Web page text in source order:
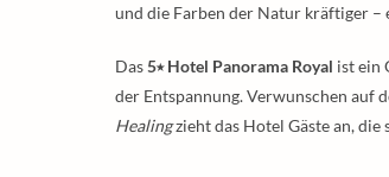
und die Farben der Natur kräftiger –
Das5⭑ Hotel Panorama Royal ist ein
der Entspannung. Verwunschen auf
Healingzieht das Hotel Gäste an, die